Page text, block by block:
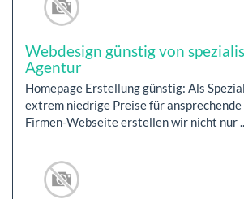
Webdesign günstig von
Agentur
Homepage Erstellung günstig: Als
extrem niedrige Preise für
Firmen-Webseite erstellen wir nicht nur